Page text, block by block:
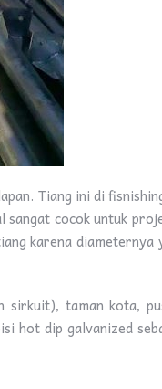
Tiang ini di
cocok untuk
karena diameternya
sirkuit), taman kota,
hot dip galvanized